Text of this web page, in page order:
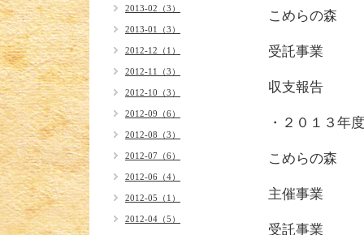
こ
受託
収支
・２
こ
主
受
2013-02（3）
2013-01（3）
2012-12（1）
2012-11（3）
2012-10（3）
2012-09（6）
2012-08（3）
2012-07（6）
2012-06（4）
2012-05（1）
2012-04（5）